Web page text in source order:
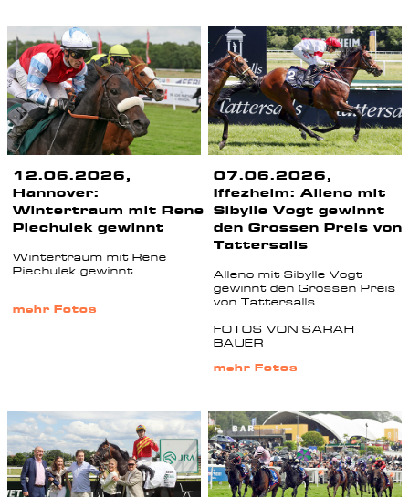
12.06.2026,
Hannover:
Wintertraum mit Rene
Piechulek gewinnt
Wintertraum mit Rene
Piechulek gewinnt.
mehr Fotos
07.06.2026,
Iffezheim: Alleno mit
Sibylle Vogt gewinnt
den Grossen Preis von
Tattersalls
Alleno mit Sibylle Vogt
gewinnt den Grossen Preis
von Tattersalls.
FOTOS VON SARAH
BAUER
mehr Fotos